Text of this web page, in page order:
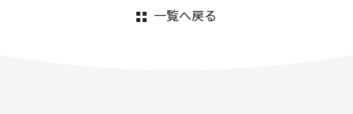
一覧へ戻る